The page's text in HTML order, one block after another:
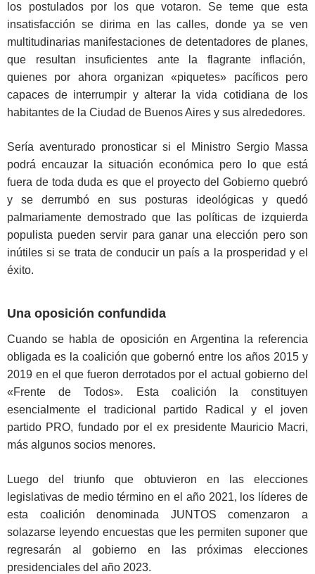
los postulados por los que votaron. Se teme que esta
insatisfacción se dirima en las calles, donde ya se ven
multitudinarias manifestaciones de detentadores de planes,
que resultan insuficientes ante la flagrante inflación,
quienes por ahora organizan «piquetes» pacíficos pero
capaces de interrumpir y alterar la vida cotidiana de los
habitantes de la Ciudad de Buenos Aires y sus alrededores.
Sería aventurado pronosticar si el Ministro Sergio Massa
podrá encauzar la situación económica pero lo que está
fuera de toda duda es que el proyecto del Gobierno quebró
y se derrumbó en sus posturas ideológicas y quedó
palmariamente demostrado que las políticas de izquierda
populista pueden servir para ganar una elección pero son
inútiles si se trata de conducir un país a la prosperidad y el
éxito.
Una oposición confundida
Cuando se habla de oposición en Argentina la referencia
obligada es la coalición que gobernó entre los años 2015 y
2019 en el que fueron derrotados por el actual gobierno del
«Frente de Todos». Esta coalición la constituyen
esencialmente el tradicional partido Radical y el joven
partido PRO, fundado por el ex presidente Mauricio Macri,
más algunos socios menores.
Luego del triunfo que obtuvieron en las elecciones
legislativas de medio término en el año 2021, los líderes de
esta coalición denominada JUNTOS comenzaron a
solazarse leyendo encuestas que les permiten suponer que
regresarán al gobierno en las próximas elecciones
presidenciales del año 2023.